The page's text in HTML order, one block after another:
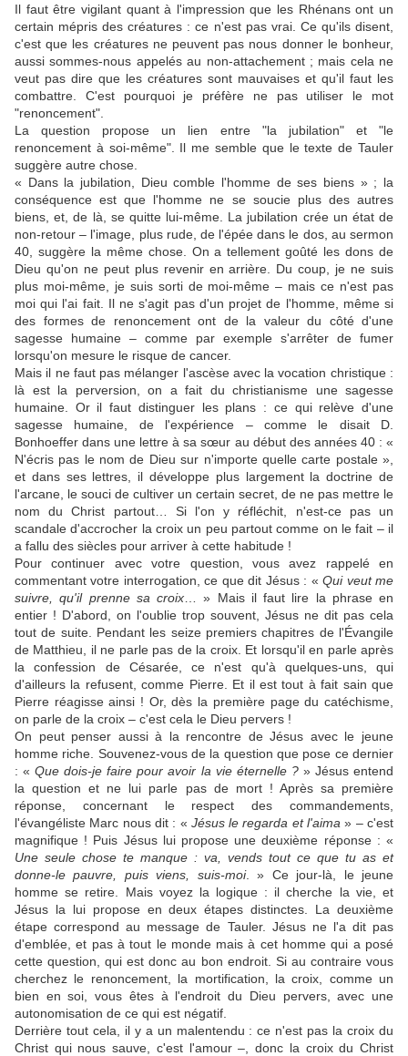
Il faut être vigilant quant à l'impression que les Rhénans ont un
certain mépris des créatures : ce n'est pas vrai. Ce qu'ils disent,
c'est que les créatures ne peuvent pas nous donner le bonheur,
aussi sommes-nous appelés au non-attachement ; mais cela ne
veut pas dire que les créatures sont mauvaises et qu'il faut les
combattre. C'est pourquoi je préfère ne pas utiliser le mot
"renoncement".
La question propose un lien entre "la jubilation" et "le
renoncement à soi-même". Il me semble que le texte de Tauler
suggère autre chose.
« Dans la jubilation, Dieu comble l'homme de ses biens » ; la
conséquence est que l'homme ne se soucie plus des autres
biens, et, de là, se quitte lui-même. La jubilation crée un état de
non-retour – l'image, plus rude, de l'épée dans le dos, au sermon
40, suggère la même chose. On a tellement goûté les dons de
Dieu qu'on ne peut plus revenir en arrière. Du coup, je ne suis
plus moi-même, je suis sorti de moi-même – mais ce n'est pas
moi qui l'ai fait. Il ne s'agit pas d'un projet de l'homme, même si
des formes de renoncement ont de la valeur du côté d'une
sagesse humaine – comme par exemple s'arrêter de fumer
lorsqu'on mesure le risque de cancer.
Mais il ne faut pas mélanger l'ascèse avec la vocation christique :
là est la perversion, on a fait du christianisme une sagesse
humaine. Or il faut distinguer les plans : ce qui relève d'une
sagesse humaine, de l'expérience – comme le disait D.
Bonhoeffer dans une lettre à sa sœur au début des années 40 : «
N'écris pas le nom de Dieu sur n'importe quelle carte postale »,
et dans ses lettres, il développe plus largement la doctrine de
l'arcane, le souci de cultiver un certain secret, de ne pas mettre le
nom du Christ partout… Si l'on y réfléchit, n'est-ce pas un
scandale d'accrocher la croix un peu partout comme on le fait – il
a fallu des siècles pour arriver à cette habitude !
Pour continuer avec votre question, vous avez rappelé en
commentant votre interrogation, ce que dit Jésus : «Qui veut me
suivre, qu'il prenne sa croix … » Mais il faut lire la phrase en
entier ! D'abord, on l'oublie trop souvent, Jésus ne dit pas cela
tout de suite. Pendant les seize premiers chapitres de l'Évangile
de Matthieu, il ne parle pas de la croix. Et lorsqu'il en parle après
la confession de Césarée, ce n'est qu'à quelques-uns, qui
d'ailleurs la refusent, comme Pierre. Et il est tout à fait sain que
Pierre réagisse ainsi ! Or, dès la première page du catéchisme,
on parle de la croix – c'est cela le Dieu pervers !
On peut penser aussi à la rencontre de Jésus avec le jeune
homme riche. Souvenez-vous de la question que pose ce dernier
: «Que dois-je faire pour avoir la vie éternelle ?» Jésus entend
la question et ne lui parle pas de mort ! Après sa première
réponse, concernant le respect des commandements,
l'évangéliste Marc nous dit : « Jésus le regarda et l'aima » – c'est
magnifique ! Puis Jésus lui propose une deuxième réponse : «
Une seule chose te manque : va, vends tout ce que tu as et
donne-le pauvre, puis viens, suis-moi. » Ce jour-là, le jeune
homme se retire. Mais voyez la logique : il cherche la vie, et
Jésus la lui propose en deux étapes distinctes. La deuxième
étape correspond au message de Tauler. Jésus ne l'a dit pas
d'emblée, et pas à tout le monde mais à cet homme qui a posé
cette question, qui est donc au bon endroit. Si au contraire vous
cherchez le renoncement, la mortification, la croix, comme un
bien en soi, vous êtes à l'endroit du Dieu pervers, avec une
autonomisation de ce qui est négatif.
Derrière tout cela, il y a un malentendu : ce n'est pas la croix du
Christ qui nous sauve, c'est l'amour –, donc la croix du Christ